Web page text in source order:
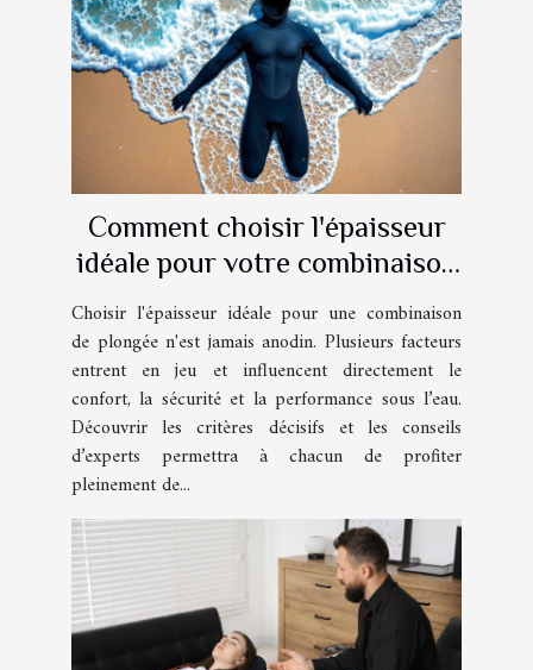
Comment choisir l'épaisseur
idéale pour votre combinaison
de plongée ?
Choisir l'épaisseur idéale pour une combinaison
de plongée n'est jamais anodin. Plusieurs facteurs
entrent en jeu et influencent directement le
confort, la sécurité et la performance sous l’eau.
Découvrir les critères décisifs et les conseils
d’experts permettra à chacun de profiter
pleinement de...